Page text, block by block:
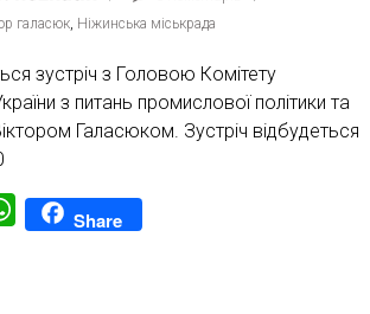
галасюк, Ніжинська міськрада
зустріч з Головою Комітету
з питань промислової політики та
Галасюком. Зустріч відбудеться
WhatsAppShare